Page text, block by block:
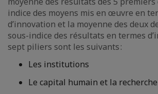
indice des moyens mis en œuvre en
d’innovation et la moyenne des deux
sous-indice des résultats en termes
sept piliers sont les suivants :
Les institutions
Le capital humain et la recherche